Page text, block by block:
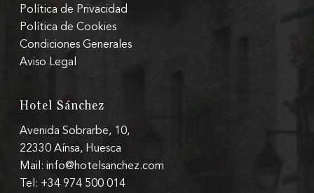
Política de Privacidad
Política de Cookies
Condiciones Generales
Aviso Legal
Hotel Sánchez
Avenida Sobrarbe, 10,
22330 Aínsa, Huesca
Mail: info@hotelsanchez.com
Tel: +34 974 500 014